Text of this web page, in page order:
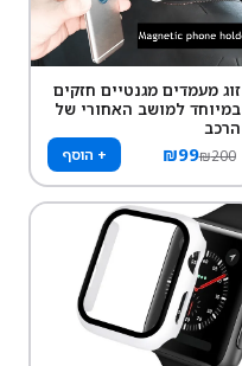
זוג מעמדים מגנטיים חזקים
במיוחד למושב האחורי של
הרכב
₪99₪200 + הוסף